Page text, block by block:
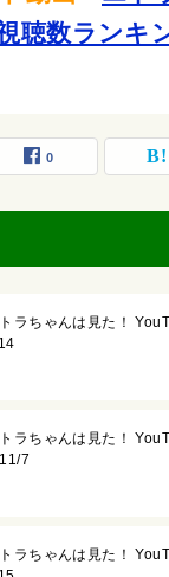
聴数ランキ
0
ラちゃんは見た！
ラちゃんは見た！
7
ラちゃんは見た！